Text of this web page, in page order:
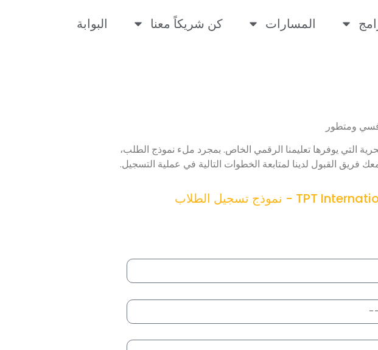
المسارات كن شريكاً معنا البوابة
ومتطور
التي يوفرها تعليمنا الرقمي الخاص. بمجرد ملء نموذج الطلب،
فريق القبول لدينا لمتابعة الخطوات التالية في عملية التسجيل.